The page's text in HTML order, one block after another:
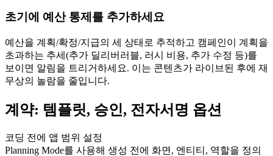
초기에 예산 통제를 추가하세요
예산을 계획/확정/지급의 세 상태로 추적하고 캠페인이 계획을
초과하는 추세(추가 딜리버러블, 러시 비용, 추가 수정 등)를
보이면 알림을 트리거하세요. 이는 콘텐츠가 라이브된 후에 재
무상의 놀람을 줄입니다.
계약: 템플릿, 승인, 전자서명 옵션
코딩 전에 앱 범위 설정
Planning Mode를 사용해 생성 전에 화면, 엔티티, 역할을 정의